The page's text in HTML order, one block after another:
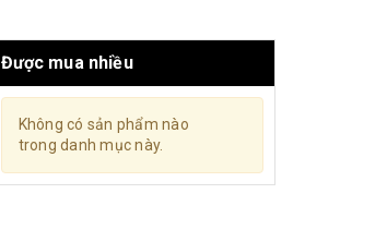
Được mua nhiều
Không có sản phẩm nào
trong danh mục này.